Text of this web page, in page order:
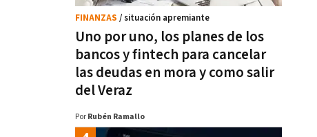
Uno por uno, los planes de los
bancos y fintech para cancelar
las deudas en mora y como salir
del Veraz
FINANZAS / situación apremiante
Por Rubén Ramallo